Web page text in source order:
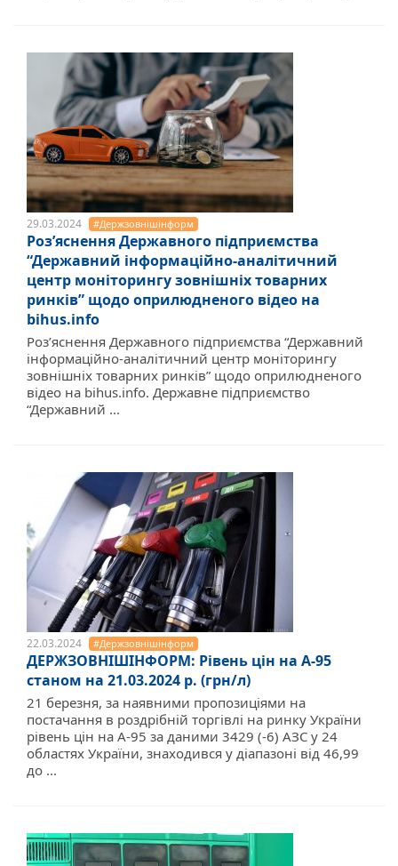
29.03.2024 #Держзовнішінформ
Роз’яснення Державного підприємства
“Державний інформаційно-аналітичний
центр моніторингу зовнішніх товарних
ринків” щодо оприлюдненого відео на
bihus.info
Роз’яснення Державного підприємства “Державний
інформаційно-аналітичний центр моніторингу
зовнішніх товарних ринків” щодо оприлюдненого
відео на bihus.info. Державне підприємство
“Державний ...
22.03.2024 #Держзовнішінформ
ДЕРЖЗОВНІШІНФОРМ: Рівень цін на А-95
станом на 21.03.2024 р. (грн/л)
21 березня, за наявними пропозиціями на
постачання в роздрібній торгівлі на ринку України
рівень цін на А-95 за даними 3429 (-6) АЗС у 24
областях України, знаходився у діапазоні від 46,99
до ...